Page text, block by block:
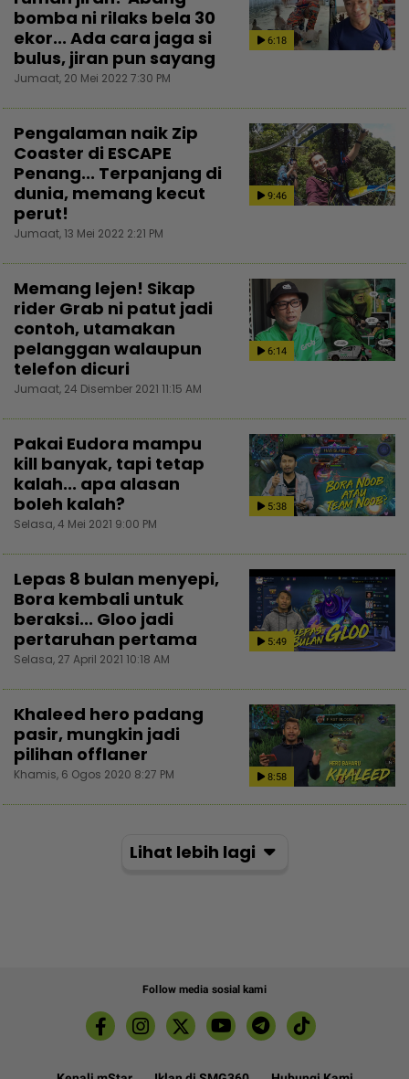
6:18
bomba ni rilaks bela 30
ekor... Ada cara jaga si
bulus, jiran pun sayang
Jumaat, 20 Mei 2022 7:30 PM
9:46
Pengalaman naik Zip
Coaster di ESCAPE
Penang... Terpanjang di
dunia, memang kecut
perut!
Jumaat, 13 Mei 2022 2:21 PM
6:14
Memang lejen! Sikap
rider Grab ni patut jadi
contoh, utamakan
pelanggan walaupun
telefon dicuri
Jumaat, 24 Disember 2021 11:15 AM
5:38
Pakai Eudora mampu
kill banyak, tapi tetap
kalah... apa alasan
boleh kalah?
Selasa, 4 Mei 2021 9:00 PM
5:49
Lepas 8 bulan menyepi,
Bora kembali untuk
beraksi... Gloo jadi
pertaruhan pertama
Selasa, 27 April 2021 10:18 AM
8:58
Khaleed hero padang
pasir, mungkin jadi
pilihan offlaner
Khamis, 6 Ogos 2020 8:27 PM
Lihat lebih lagi
Follow media sosial kami